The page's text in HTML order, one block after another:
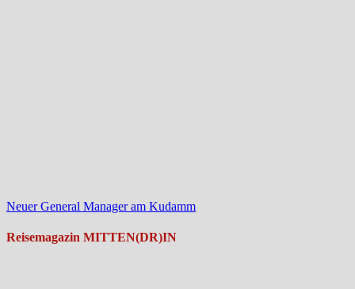
Neuer General Manager am Kudamm
Reisemagazin MITTEN(DR)IN